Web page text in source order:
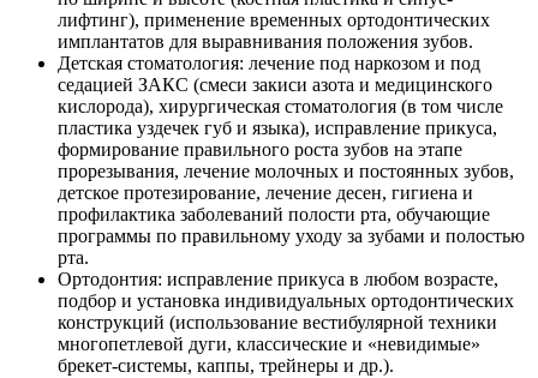
лифтинг), применение временных ортодонтических
имплантатов для выравнивания положения зубов.
Детская стоматология: лечение под наркозом и под
седацией ЗАКС (смеси закиси азота и медицинского
кислорода), хирургическая стоматология (в том числе
пластика уздечек губ и языка), исправление прикуса,
формирование правильного роста зубов на этапе
прорезывания, лечение молочных и постоянных зубов,
детское протезирование, лечение десен, гигиена и
профилактика заболеваний полости рта, обучающие
программы по правильному уходу за зубами и полостью
рта.
Ортодонтия: исправление прикуса в любом возрасте,
подбор и установка индивидуальных ортодонтических
конструкций (использование вестибулярной техники
многопетлевой дуги, классические и «невидимые»
брекет-системы, каппы, трейнеры и др.).